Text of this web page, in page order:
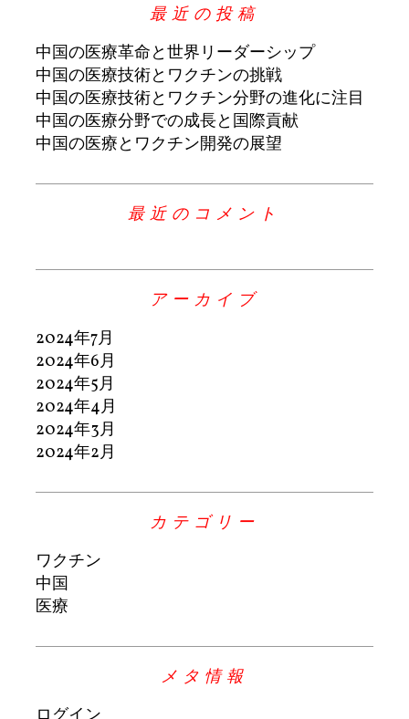
最近の投稿
中国の医療革命と世界リーダーシップ
中国の医療技術とワクチンの挑戦
中国の医療技術とワクチン分野の進化に注目
中国の医療分野での成長と国際貢献
中国の医療とワクチン開発の展望
最近のコメント
アーカイブ
2024年7月
2024年6月
2024年5月
2024年4月
2024年3月
2024年2月
カテゴリー
ワクチン
中国
医療
メタ情報